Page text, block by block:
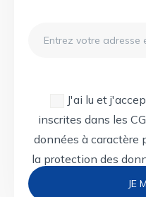
J'ai lu et
inscrites dans les
données à caractère
la protection des